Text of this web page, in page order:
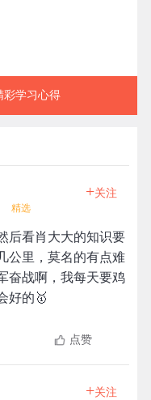
彩学习心得
精选
+关注
后看肖大大的知识要
公里，莫名的有点难
奋战啊，我每天要鸡
好的🥇
点赞
+关注